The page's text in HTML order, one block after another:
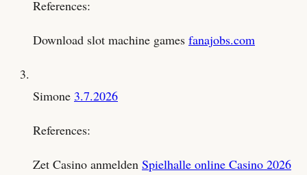
References:
Download slot machine games fanajobs.com
Simone 3.7.2026
References:
Zet Casino anmelden Spielhalle online Casino 2026